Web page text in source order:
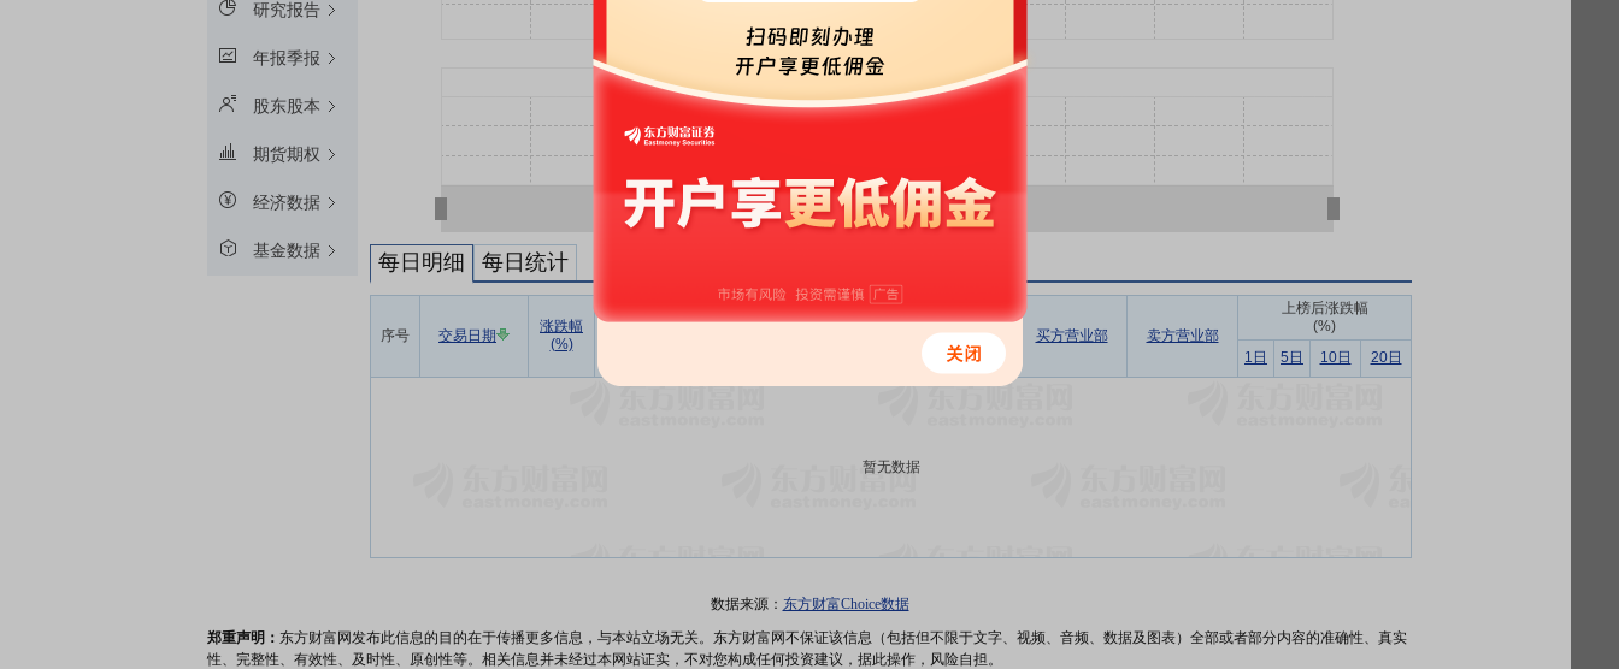
研究报告
年报季报
股东股本
期货期权
经济数据
基金数据 每日明细 每日统计
序号 交易日期
涨跌幅
(%)
收盘价
成交价
折溢率
成交量
成交额
成交额/
流通市值
买方营业部 卖方营业部
上榜后涨跌幅
(%)
1日
5日 10日 20日
暂无数据
数据来源： 东方财富Choice数据
郑重声明： 东方财富网发布此信息的目的在于传播更多信息，与本站立场无关。东方财富网不保证该信息（包括但不限于文字、视频、音频、数据及图表）全部或者部分内容的准确性、真实
性、完整性、有效性、及时性、原创性等。相关信息并未经过本网站证实，不对您构成任何投资建议，据此操作，风险自担。